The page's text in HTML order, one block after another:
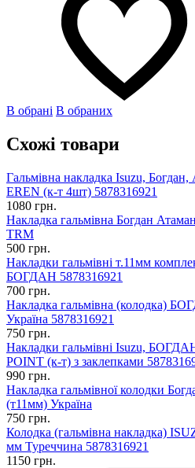
В обрані В обраних
Схожі товари
Гальмівна накладка Isuzu,
EREN (к-т 4шт) 5878316921
1080 грн.
Накладка гальмівна Богдан
TRM
500 грн.
Накладки гальмівні т.11мм
БОГДАН 5878316921
700 грн.
Накладка гальмівна (колодка)
Україна 5878316921
750 грн.
Накладки гальмівні Isuzu,
POINT (к-т) з заклепками
990 грн.
Накладка гальмівної колодки
(т11мм) Україна
750 грн.
Колодка (гальмівна накладка)
мм Туреччина 5878316921
1150 грн.